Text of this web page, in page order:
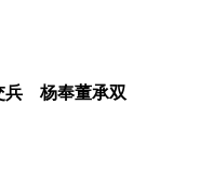
兵 杨奉董承双